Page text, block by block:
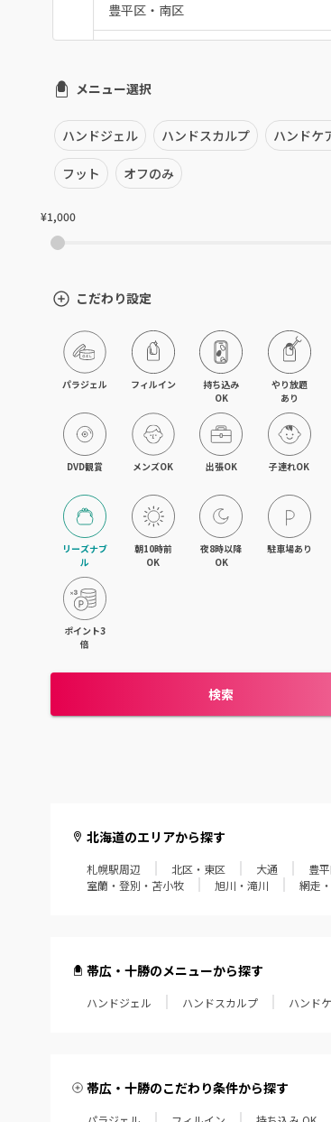
豊平区・南区
円山周辺
白石区・厚別区・清田区
すすきの・市電沿線
室蘭・登別・苫小牧
旭川・滝川
網走・北見
釧路・根室
帯広・十勝
北海道その他
メニュー選択
ハンドジェル ハンドスカルプ ハンドケ
フット オフのみ
¥1,000
こだわり設定
パラジェル フィルイン
持ち込み
OK
やり放題
あり
DVD観賞 メンズOK 出張OK 子連れOK
リーズナブ
ル
朝10時前
OK
夜8時以降
OK
駐車場あり
ポイント3
倍
検索
北海道のエリアから探す
札幌駅周辺 北区・東区 大通 豊
室蘭・登別・苫小牧
旭川・滝川 網走
帯広・十勝のメニューから探す
ハンドジェル ハンドスカルプ ハンド
帯広・十勝のこだわり条件から探す